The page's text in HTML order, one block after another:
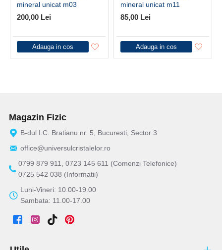
mineral unicat m03
200,00 Lei
Adauga in cos
mineral unicat m11
85,00 Lei
Adauga in cos
Magazin Fizic
B-dul I.C. Bratianu nr. 5, Bucuresti, Sector 3
office@universulcristalelor.ro
0799 879 911, 0723 145 611 (Comenzi Telefonice)
0725 542 038 (Informatii)
Luni-Vineri: 10.00-19.00
Sambata: 11.00-17.00